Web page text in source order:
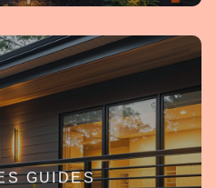
GUIDES